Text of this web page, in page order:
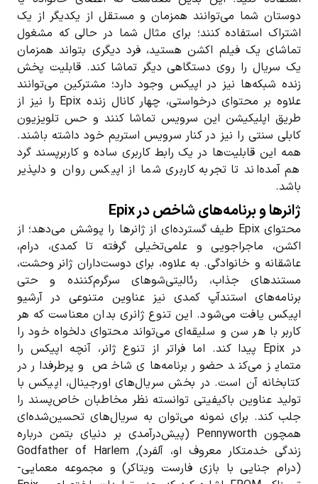
دوستان شما می‌توانند همزمان و مستقل از یکدیگر از یک
اشتراک استفاده کنند؛ برای مثال شما در حالی که مشغول
تماشای یک فیلم اکشن هستید، فرد دیگری بتواند همزمان
یک سریال را روی دستگاهی دیگر تماشا کند. قابلیت پخش
زنده شبکه‌ها نیز در اپیکس وجود دارد؛ مشترکین می‌توانند
علاوه بر محتوای درخواستی، چهار کانال زنده Epix را نیز از
طریق اپلیکیشن این سرویس تماشا کنند و حس تلویزیون
کابلی سنتی را نیز در کنار سرویس استریم خود داشته باشند.
همه این قابلیت‌ها در یک رابط کاربری ساده و کاربرپسند گرد
هم آمده‌اند تا تجربه کاربری شما از اپیکس روان و دلپذیر
باشد.
ژانرها و برنامه‌های شاخص در Epix
محتوای Epix طیف گسترده‌ای از ژانرها را پوشش می‌دهد؛ از
اکشن، ماجراجویی و علمی‌تخیلی گرفته تا کمدی، درام،
عاشقانه و خانوادگی. به علاوه، برای دوست‌داران ژانر وحشت،
مستندهای جذاب، رئالیتی‌شوهای سرگرم‌کننده و حتی
برنامه‌های استندآپ کمدی نیز عناوین متنوعی در آرشیو
اپیکس یافت می‌شود. این تنوع ژانری بدان معناست که هر
کاربر با هر سن و سلیقه‌ای می‌تواند محتوای دلخواه خود را
در Epix پیدا کند. اما فراتر از تنوع ژانر، آنچه اپیکس را
متمایز می‌کند حضور برنامه‌های شاخص و پرطرفدار در
کتابخانه آن است. در بخش سریال‌های اورجینال، اپیکس با
تولید عناوین باکیفیتی توانسته نظر مخاطبان خاص‌پسند را
جلب کند. برای نمونه می‌توان به سریال‌های تحسین‌شده‌ای
همچون Pennyworth (پیش‌درآمدی بر دنیای بتمن درباره
زندگی خدمتکار معروف او، آلفرد), Godfather of Harlem
(درام جنایی با بازی فارست ویتاکر) و مجموعه معمایی-